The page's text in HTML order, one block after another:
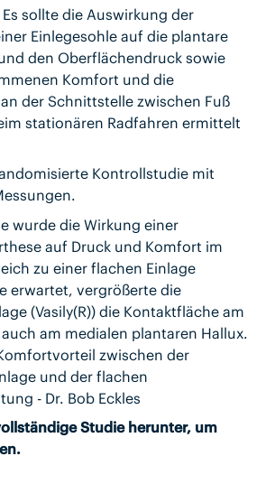
Es sollte die Auswirkung der
Einlegesohle auf die plantare
den Oberflächendruck sowie
Komfort und die
der Schnittstelle zwischen Fuß
stationären Radfahren ermittelt
Kontrollstudie mit
wurde die Wirkung einer
auf Druck und Komfort im
zu einer flachen Einlage
erwartet, vergrößerte die
(Vasily(R)) die Kontaktfläche am
am medialen plantaren Hallux.
zwischen der
und der flachen
- Dr. Bob Eckles
Studie herunter, um